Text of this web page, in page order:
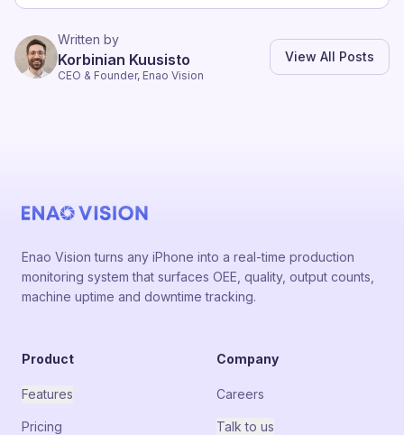
Written by
Korbinian Kuusisto
CEO & Founder, Enao Vision
View All Posts
Enao Vision turns any iPhone into a real-time production
monitoring system that surfaces OEE, quality, output counts,
machine uptime and downtime tracking.
Product
Features
Pricing
Company
Careers
Talk to us